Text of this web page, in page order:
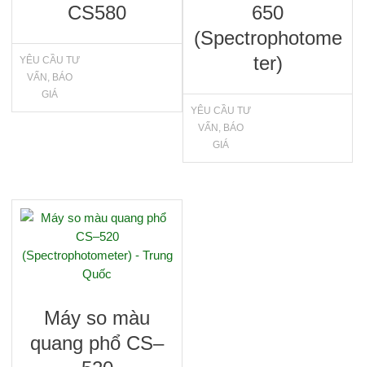
CS580
YÊU CẦU TƯ
VẤN, BÁO
GIÁ
650
(Spectrophotome
ter)
YÊU CẦU TƯ
VẤN, BÁO
GIÁ
Máy so màu
quang phổ CS–